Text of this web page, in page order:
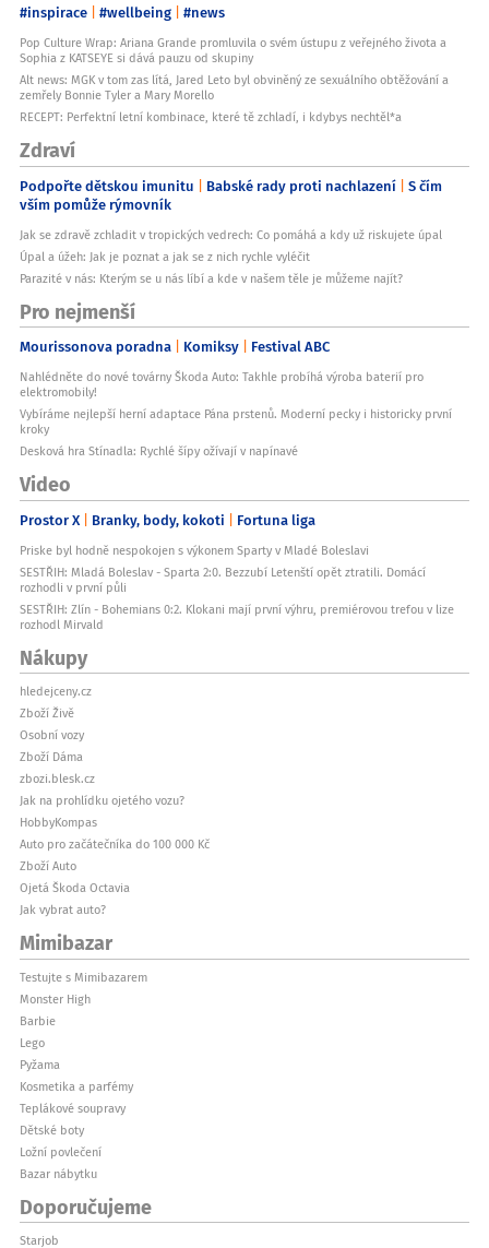
#inspirace #wellbeing #news
Pop Culture Wrap: Ariana Grande promluvila o svém ústupu z veřejného života a
Sophia z KATSEYE si dává pauzu od skupiny
Alt news: MGK v tom zas lítá, Jared Leto byl obviněný ze sexuálního obtěžování a
zemřely Bonnie Tyler a Mary Morello
RECEPT: Perfektní letní kombinace, které tě zchladí, i kdybys nechtěl*a
Zdraví
Podpořte dětskou imunitu Babské rady proti nachlazení S čím
vším pomůže rýmovník
Jak se zdravě zchladit v tropických vedrech: Co pomáhá a kdy už riskujete úpal
Úpal a úžeh: Jak je poznat a jak se z nich rychle vyléčit
Parazité v nás: Kterým se u nás líbí a kde v našem těle je můžeme najít?
Pro nejmenší
Mourissonova poradna Komiksy Festival ABC
Nahlédněte do nové továrny Škoda Auto: Takhle probíhá výroba baterií pro
elektromobily!
Vybíráme nejlepší herní adaptace Pána prstenů. Moderní pecky i historicky první
kroky
Desková hra Stínadla: Rychlé šípy ožívají v napínavé
Video
Prostor X Branky, body, kokoti Fortuna liga
Priske byl hodně nespokojen s výkonem Sparty v Mladé Boleslavi
SESTŘIH: Mladá Boleslav - Sparta 2:0. Bezzubí Letenští opět ztratili. Domácí
rozhodli v první půli
SESTŘIH: Zlín - Bohemians 0:2. Klokani mají první výhru, premiérovou trefou v lize
rozhodl Mirvald
Nákupy
hledejceny.cz
Zboží Živě
Osobní vozy
Zboží Dáma
zbozi.blesk.cz
Jak na prohlídku ojetého vozu?
HobbyKompas
Auto pro začátečníka do 100 000 Kč
Zboží Auto
Ojetá Škoda Octavia
Jak vybrat auto?
Mimibazar
Testujte s Mimibazarem
Monster High
Barbie
Lego
Pyžama
Kosmetika a parfémy
Teplákové soupravy
Dětské boty
Ložní povlečení
Bazar nábytku
Doporučujeme
Starjob